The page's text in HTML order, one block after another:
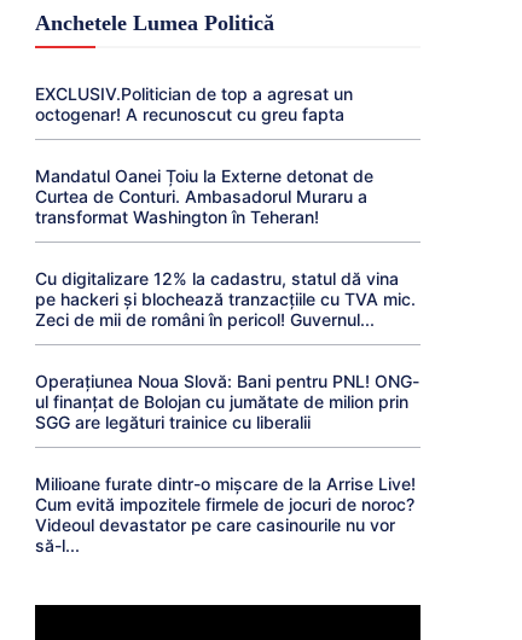
Anchetele Lumea Politică
EXCLUSIV.Politician de top a agresat un
octogenar! A recunoscut cu greu fapta
Mandatul Oanei Țoiu la Externe detonat de
Curtea de Conturi. Ambasadorul Muraru a
transformat Washington în Teheran!
Cu digitalizare 12% la cadastru, statul dă vina
pe hackeri și blochează tranzacțiile cu TVA mic.
Zeci de mii de români în pericol! Guvernul...
Operațiunea Noua Slovă: Bani pentru PNL! ONG-
ul finanțat de Bolojan cu jumătate de milion prin
SGG are legături trainice cu liberalii
Milioane furate dintr-o mișcare de la Arrise Live!
Cum evită impozitele firmele de jocuri de noroc?
Videoul devastator pe care casinourile nu vor
să-l...